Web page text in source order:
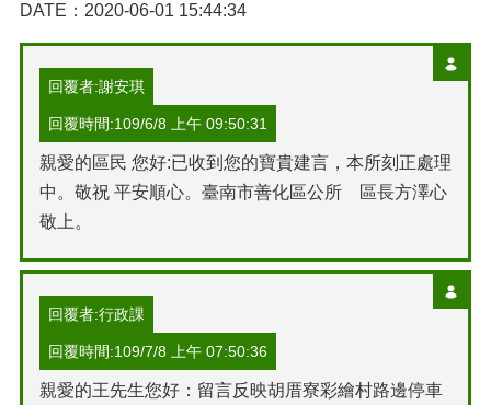
DATE：2020-06-01 15:44:34
回覆者:謝安琪
回覆時間:109/6/8 上午 09:50:31
親愛的區民 您好:已收到您的寶貴建言，本所刻正處理
中。敬祝 平安順心。臺南市善化區公所 區長方澤心
敬上。
回覆者:行政課
回覆時間:109/7/8 上午 07:50:36
親愛的王先生您好：留言反映胡厝寮彩繪村路邊停車